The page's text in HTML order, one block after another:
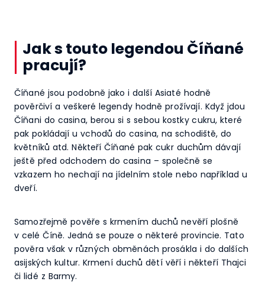
Jak s touto legendou Číňané
pracují?
Číňané jsou podobně jako i další Asiaté hodně
pověrčiví a veškeré legendy hodně prožívají. Když jdou
Číňani do casina, berou si s sebou kostky cukru, které
pak pokládají u vchodů do casina, na schodiště, do
květníků atd. Někteří Číňané pak cukr duchům dávají
ještě před odchodem do casina – společně se
vzkazem ho nechají na jídelním stole nebo například u
dveří.
Samozřejmě pověře s krmením duchů nevěří plošně
v celé Číně. Jedná se pouze o některé provincie. Tato
pověra však v různých obměnách prosákla i do dalších
asijských kultur. Krmení duchů dětí věří i někteří Thajci
či lidé z Barmy.